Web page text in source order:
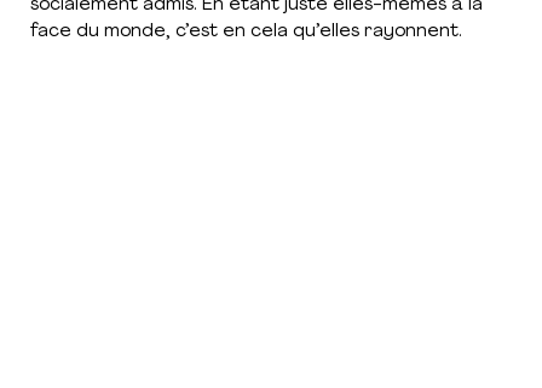
socialement admis. En étant juste elles-mêmes à la
face du monde, c’est en cela qu’elles rayonnent.